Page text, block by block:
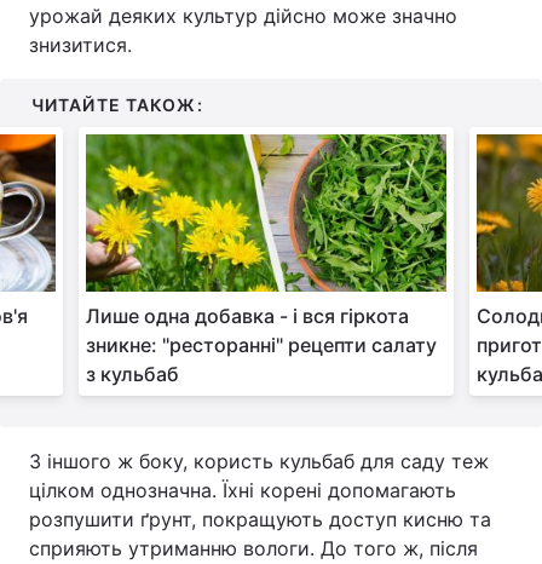
урожай деяких культур дійсно може значно
знизитися.
ЧИТАЙТЕ ТАКОЖ:
Лише одна добавка - і вся гіркота
зникне: "ресторанні" рецепти салату
з кульбаб
З іншого ж боку, користь кульбаб для саду теж
цілком однозначна. Їхні корені допомагають
розпушити ґрунт, покращують доступ кисню та
сприяють утриманню вологи. До того ж, після